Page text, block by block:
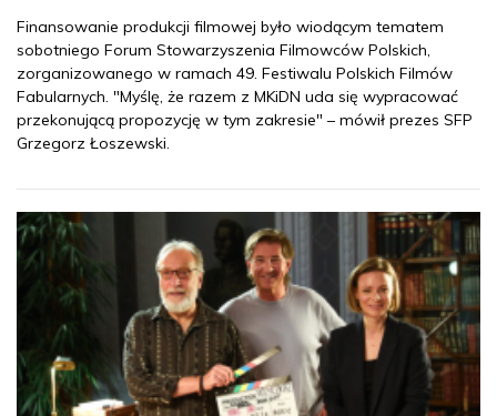
Finansowanie produkcji filmowej było wiodącym tematem
sobotniego Forum Stowarzyszenia Filmowców Polskich,
zorganizowanego w ramach 49. Festiwalu Polskich Filmów
Fabularnych. "Myślę, że razem z MKiDN uda się wypracować
przekonującą propozycję w tym zakresie" – mówił prezes SFP
Grzegorz Łoszewski.